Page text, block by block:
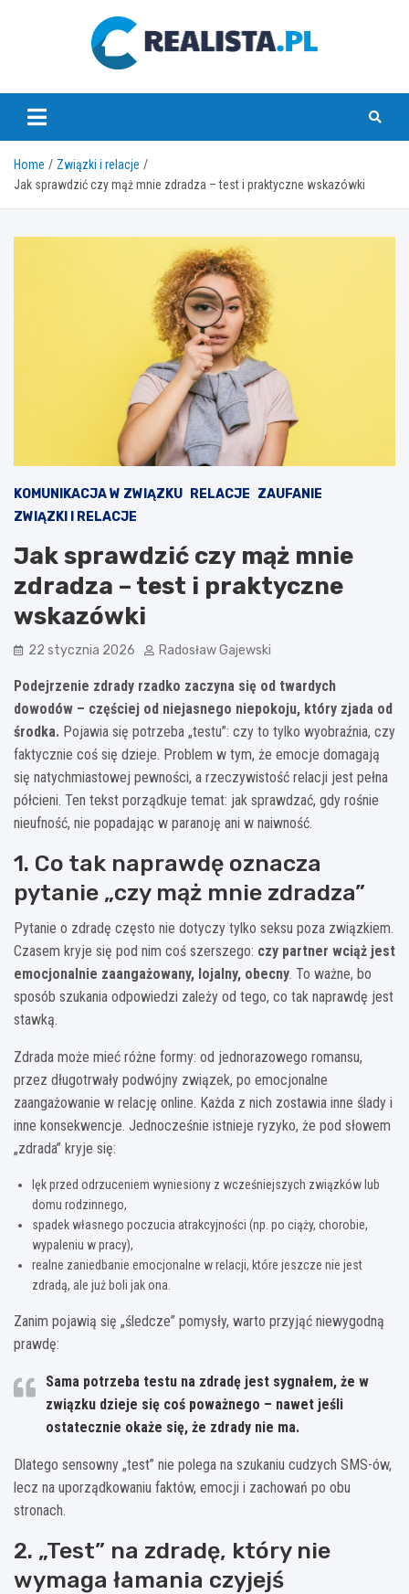
realista.pl
Home
Związki i relacje
Jak sprawdzić czy mąż mnie zdradza – test i praktyczne wskazówki
KOMUNIKACJA W ZWIĄZKU RELACJE ZAUFANIE
ZWIĄZKI I RELACJE
Jak sprawdzić czy mąż mnie
zdradza – test i praktyczne
wskazówki
22 stycznia 2026 Radosław Gajewski
Podejrzenie zdrady rzadko zaczyna się od twardych
dowodów – częściej od niejasnego niepokoju, który zjada od
środka. Pojawia się potrzeba „testu”: czy to tylko wyobraźnia, czy
faktycznie coś się dzieje. Problem w tym, że emocje domagają
się natychmiastowej pewności, a rzeczywistość relacji jest pełna
półcieni. Ten tekst porządkuje temat: jak sprawdzać, gdy rośnie
nieufność, nie popadając w paranoję ani w naiwność.
1. Co tak naprawdę oznacza
pytanie „czy mąż mnie zdradza”
Pytanie o zdradę często nie dotyczy tylko seksu poza związkiem.
Czasem kryje się pod nim coś szerszego: czy partner wciąż jest
emocjonalnie zaangażowany, lojalny, obecny. To ważne, bo
sposób szukania odpowiedzi zależy od tego, co tak naprawdę jest
stawką.
Zdrada może mieć różne formy: od jednorazowego romansu,
przez długotrwały podwójny związek, po emocjonalne
zaangażowanie w relację online. Każda z nich zostawia inne ślady i
inne konsekwencje. Jednocześnie istnieje ryzyko, że pod słowem
„zdrada” kryje się:
lęk przed odrzuceniem wyniesiony z wcześniejszych związków lub
domu rodzinnego,
spadek własnego poczucia atrakcyjności (np. po ciąży, chorobie,
wypaleniu w pracy),
realne zaniedbanie emocjonalne w relacji, które jeszcze nie jest
zdradą, ale już boli jak ona.
Zanim pojawią się „śledcze” pomysły, warto przyjąć niewygodną
prawdę:
Sama potrzeba testu na zdradę jest sygnałem, że w
związku dzieje się coś poważnego – nawet jeśli
ostatecznie okaże się, że zdrady nie ma.
Dlatego sensowny „test” nie polega na szukaniu cudzych SMS-ów,
lecz na uporządkowaniu faktów, emocji i zachowań po obu
stronach.
2. „Test” na zdradę, który nie
wymaga łamania czyjejś